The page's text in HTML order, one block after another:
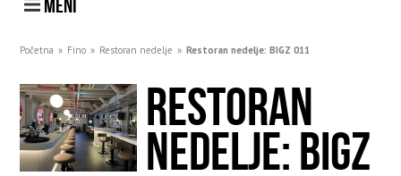
MENI
Početna » Fino » Restoran nedelje » Restoran nedelje: BIGZ 011
RESTORAN
NEDELJE: BIGZ